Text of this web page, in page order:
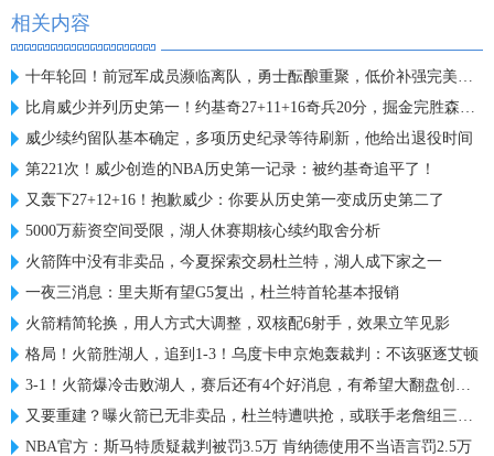
相关内容
十年轮回！前冠军成员濒临离队，勇士酝酿重聚，低价补强完美人选
比肩威少并列历史第一！约基奇27+11+16奇兵20分，掘金完胜森林狼
威少续约留队基本确定，多项历史纪录等待刷新，他给出退役时间
第221次！威少创造的NBA历史第一记录：被约基奇追平了！
又轰下27+12+16！抱歉威少：你要从历史第一变成历史第二了
5000万薪资空间受限，湖人休赛期核心续约取舍分析
火箭阵中没有非卖品，今夏探索交易杜兰特，湖人成下家之一
一夜三消息：里夫斯有望G5复出，杜兰特首轮基本报销
火箭精简轮换，用人方式大调整，双核配6射手，效果立竿见影
格局！火箭胜湖人，追到1-3！乌度卡申京炮轰裁判：不该驱逐艾顿
3-1！火箭爆冷击败湖人，赛后还有4个好消息，有希望大翻盘创历史
又要重建？曝火箭已无非卖品，杜兰特遭哄抢，或联手老詹组三巨头
NBA官方：斯马特质疑裁判被罚3.5万 肯纳德使用不当语言罚2.5万